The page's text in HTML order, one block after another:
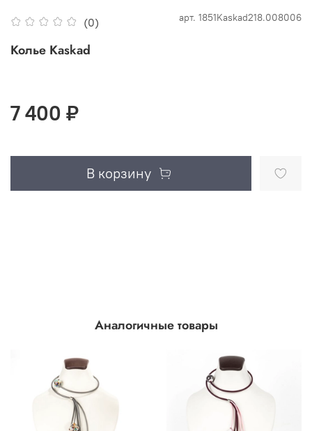
(0) арт. 1851Kaskad218.008006
Колье Kaskad
7 400 ₽
В корзину
Аналогичные товары